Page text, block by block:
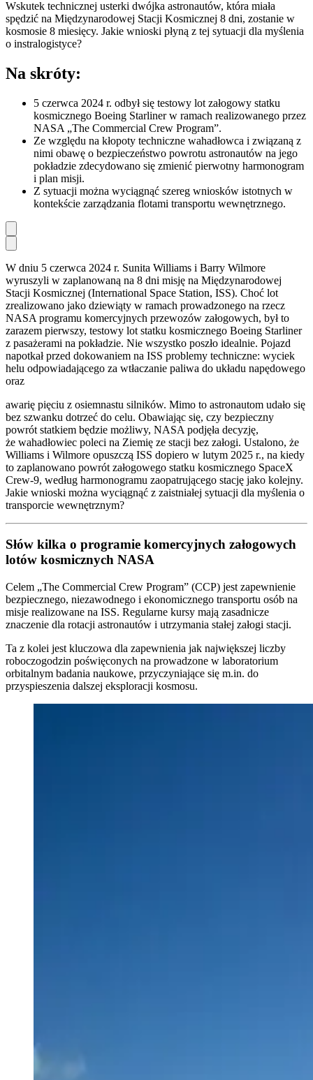
Wskutek technicznej usterki dwójka astronautów, która miała
spędzić na Międzynarodowej Stacji Kosmicznej 8 dni, zostanie w
kosmosie 8 miesięcy. Jakie wnioski płyną z tej sytuacji dla myślenia
o instralogistyce?
Na skróty:
5 czerwca 2024 r. odbył się testowy lot załogowy statku
kosmicznego Boeing Starliner w ramach realizowanego przez
NASA „The Commercial Crew Program”.
Ze względu na kłopoty techniczne wahadłowca i związaną z
nimi obawę o bezpieczeństwo powrotu astronautów na jego
pokładzie zdecydowano się zmienić pierwotny harmonogram
i plan misji.
Z sytuacji można wyciągnąć szereg wniosków istotnych w
kontekście zarządzania flotami transportu wewnętrznego.
W dniu 5 czerwca 2024 r. Sunita Williams i Barry Wilmore
wyruszyli w zaplanowaną na 8 dni misję na Międzynarodowej
Stacji Kosmicznej (International Space Station, ISS). Choć lot
zrealizowano jako dziewiąty w ramach prowadzonego na rzecz
NASA programu komercyjnych przewozów załogowych, był to
zarazem pierwszy, testowy lot statku kosmicznego Boeing Starliner
z pasażerami na pokładzie. Nie wszystko poszło idealnie. Pojazd
napotkał przed dokowaniem na ISS problemy techniczne: wyciek
helu odpowiadającego za wtłaczanie paliwa do układu napędowego
oraz
awarię pięciu z osiemnastu silników. Mimo to astronautom udało się
bez szwanku dotrzeć do celu. Obawiając się, czy bezpieczny
powrót statkiem będzie możliwy, NASA podjęła decyzję,
że wahadłowiec poleci na Ziemię ze stacji bez załogi. Ustalono, że
Williams i Wilmore opuszczą ISS dopiero w lutym 2025 r., na kiedy
to zaplanowano powrót załogowego statku kosmicznego SpaceX
Crew-9, według harmonogramu zaopatrującego stację jako kolejny.
Jakie wnioski można wyciągnąć z zaistniałej sytuacji dla myślenia o
transporcie wewnętrznym?
Słów kilka o programie komercyjnych załogowych
lotów kosmicznych NASA
Celem „The Commercial Crew Program” (CCP) jest zapewnienie
bezpiecznego, niezawodnego i ekonomicznego transportu osób na
misje realizowane na ISS. Regularne kursy mają zasadnicze
znaczenie dla rotacji astronautów i utrzymania stałej załogi stacji.
Ta z kolei jest kluczowa dla zapewnienia jak największej liczby
roboczogodzin poświęconych na prowadzone w laboratorium
orbitalnym badania naukowe, przyczyniające się m.in. do
przyspieszenia dalszej eksploracji kosmosu.